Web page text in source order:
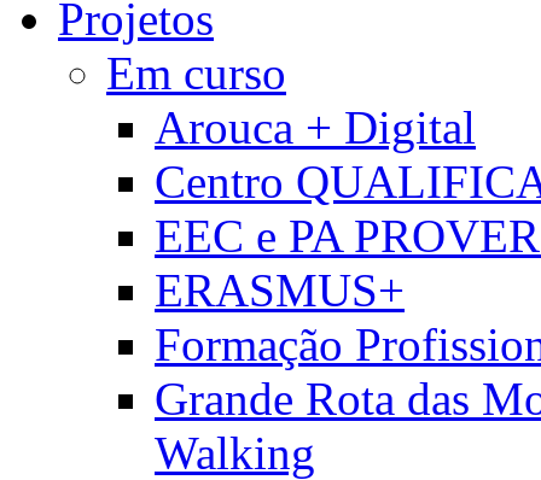
Projetos
Em curso
Arouca + Digital
Centro
EEC e PA
ERASMUS+
Formação
Grande Rota das
Walking